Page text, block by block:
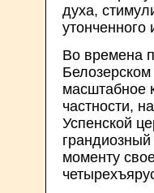
духа,
утонченного
Во времена
масштабное
частности,
Успенской
моменту